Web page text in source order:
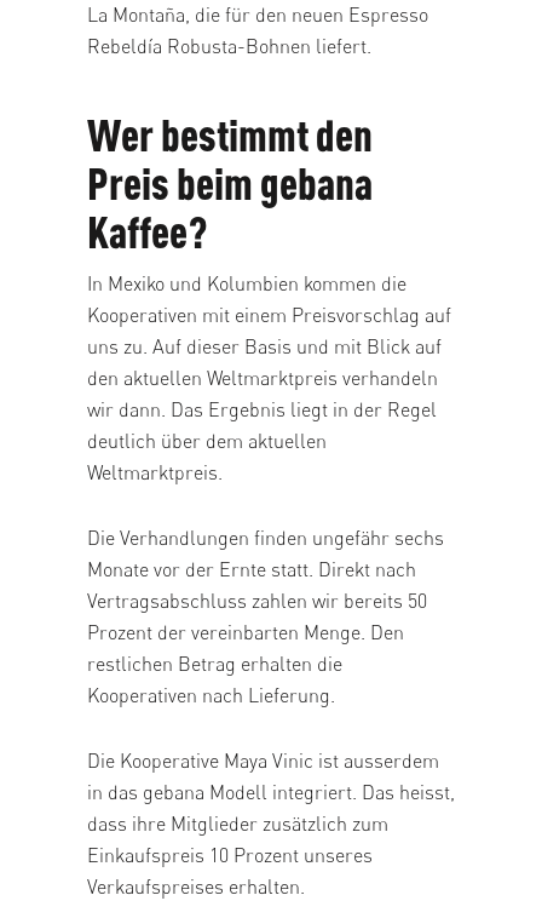
La Montaña, die für den neuen Espresso
Rebeldía Robusta-Bohnen liefert.
Wer bestimmt den
Preis beim gebana
Kaffee?
In Mexiko und Kolumbien kommen die
Kooperativen mit einem Preisvorschlag auf
uns zu. Auf dieser Basis und mit Blick auf
den aktuellen Weltmarktpreis verhandeln
wir dann. Das Ergebnis liegt in der Regel
deutlich über dem aktuellen
Weltmarktpreis.
Die Verhandlungen finden ungefähr sechs
Monate vor der Ernte statt. Direkt nach
Vertragsabschluss zahlen wir bereits 50
Prozent der vereinbarten Menge. Den
restlichen Betrag erhalten die
Kooperativen nach Lieferung.
Die Kooperative Maya Vinic ist ausserdem
in das gebana Modell integriert. Das heisst,
dass ihre Mitglieder zusätzlich zum
Einkaufspreis 10 Prozent unseres
Verkaufspreises erhalten.